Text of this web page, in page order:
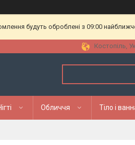
будуть оброблені з 09:00
Костопіль,
Обличчя Тіло і